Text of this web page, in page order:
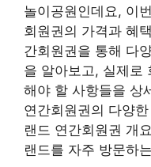
놀이공원인데요, 이
회원권의 가격과 혜
간회원권을 통해 다
을 알아보고, 실제로
해야 할 사항들을 상
연간회원권의 다양
랜드 연간회원권 개
랜드를 자주 방문하